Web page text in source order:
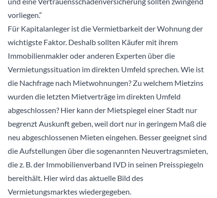
vorliegen.“
Für Kapitalanleger ist die Vermietbarkeit der Wohnung der
wichtigste Faktor. Deshalb sollten Käufer mit ihrem
Immobilienmakler oder anderen Experten über die
Vermietungssituation im direkten Umfeld sprechen. Wie ist
die Nachfrage nach Mietwohnungen? Zu welchem Mietzins
wurden die letzten Mietverträge im direkten Umfeld
abgeschlossen? Hier kann der Mietspiegel einer Stadt nur
begrenzt Auskunft geben, weil dort nur in geringem Maß die
neu abgeschlossenen Mieten eingehen. Besser geeignet sind
die Aufstellungen über die sogenannten Neuvertragsmieten,
die z. B. der Immobilienverband IVD in seinen Preisspiegeln
bereithält. Hier wird das aktuelle Bild des
Vermietungsmarktes wiedergegeben.